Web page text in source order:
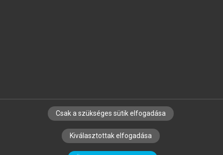
SZERZŐKNEK CÉGEKNEK KÖNYVTÁROSOKNAK
SZERKESZTÉSI ÉS LEKTORÁLÁSI ALAPELVEK
Csak a szükséges sütik elfogadása
Kiválasztottak elfogadása